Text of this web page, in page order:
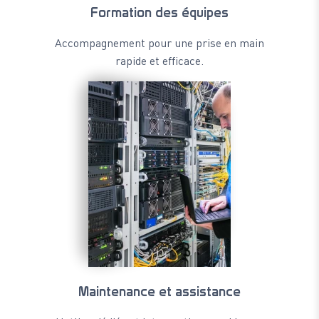
Formation des équipes
Accompagnement pour une prise en main
rapide et efficace.
Maintenance et assistance